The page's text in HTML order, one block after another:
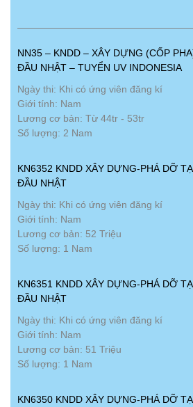
NN35 – KNDD – XÂY DỰNG (CỐP
ĐẦU NHẬT – TUYỂN UV INDONESIA
Ngày thi: Khi có ứng viên đăng kí
Giới tính: Nam
Lương cơ bản: Từ 44tr - 53tr
Số lượng: 2 Nam
KN6352 KNDD XÂY DỰNG-PHÁ DỠ
ĐẦU NHẬT
Ngày thi: Khi có ứng viên đăng kí
Giới tính: Nam
Lương cơ bản: 52 Triệu
Số lượng: 1 Nam
KN6351 KNDD XÂY DỰNG-PHÁ DỠ
ĐẦU NHẬT
Ngày thi: Khi có ứng viên đăng kí
Giới tính: Nam
Lương cơ bản: 51 Triệu
Số lượng: 1 Nam
KN6350 KNDD XÂY DỰNG-PHÁ DỠ